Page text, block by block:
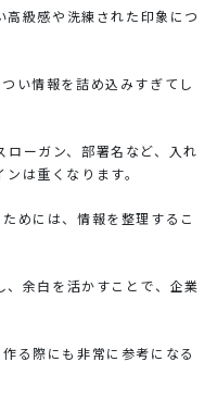
級感や洗練された印象につ
い情報を詰め込みすぎてし
ーガン、部署名など、入れ
は重くなります。
めには、情報を整理するこ
余白を活かすことで、企業
る際にも非常に参考になる